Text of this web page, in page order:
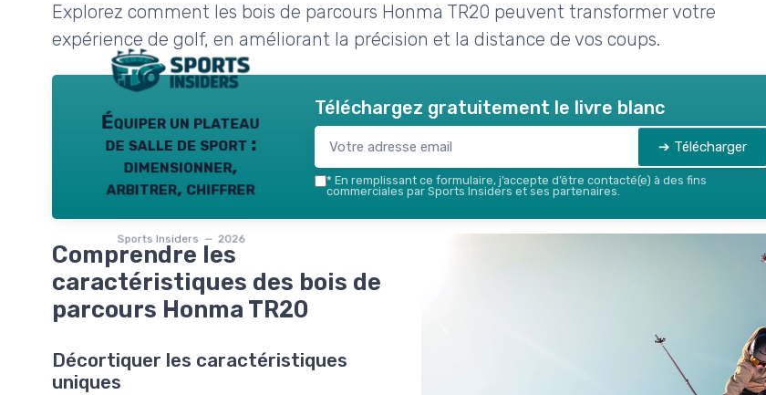
Explorez comment les bois de parcours Honma TR20 peuvent transformer votre
expérience de golf, en améliorant la précision et la distance de vos coups.
Équiper un plateau
de salle de sport :
dimensionner,
arbitrer, chiffrer
Sports Insiders — 2026
Téléchargez gratuitement le livre blanc
➔ Télécharger
* En remplissant ce formulaire, j’accepte d’être contacté(e) à des fins
commerciales par Sports Insiders et ses partenaires.
Comprendre les
caractéristiques des bois de
parcours Honma TR20
Décortiquer les caractéristiques
uniques